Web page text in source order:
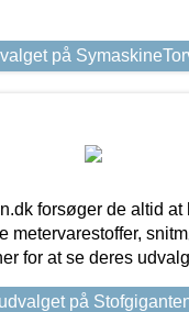
på
forsøger de altid at
metervarestoffer,
for at se deres
på